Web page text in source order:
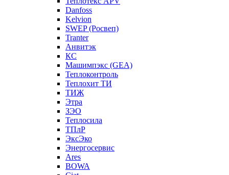
Danfoss
Kelvion
SWEP (Росвеп)
Tranter
Анвитэк
КС
Машимпэкс (GEA)
Теплоконтроль
Теплохит ТИ
ТИЖ
Этра
ЗЭО
Теплосила
ТПлР
ЭксЭко
Энергосервис
Ares
BOWA